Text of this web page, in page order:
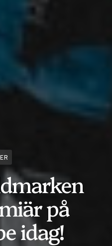
på
idag!